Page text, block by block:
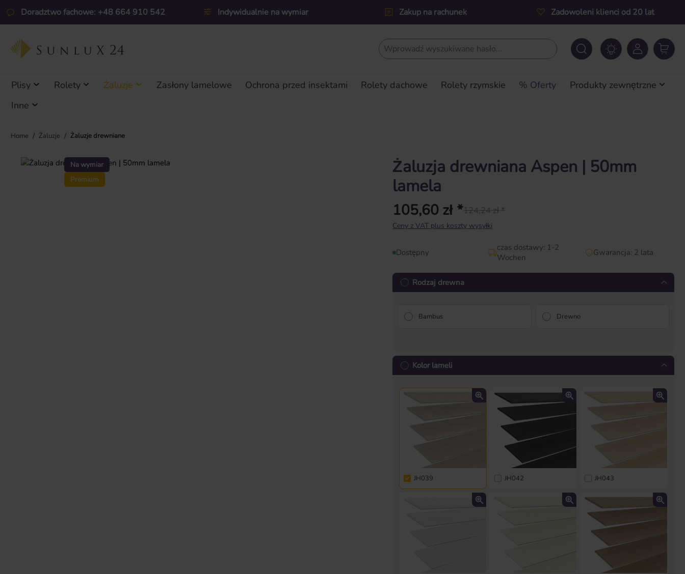
do głównej zawartości
Przejdź do wyszukiwania
Przejdź do głównej nawigacji
Doradztwo fachowe: +48 664 910 542 Indywidualnie na wymiar Zakup na rachunek Zadowoleni klienci od 20 lat
Plisy Rolety Żaluzje Zasłony lamelowe Ochrona przed insektami Rolety dachowe Rolety rzymskie % Oferty
Produkty zewnętrzne
Inne
Home / Żaluzje / Żaluzje drewniane
Na wymiar
Premium
Pomiń galerię zdjęć
Żaluzja drewniana Aspen | 50mm
lamela
Cena regularna:
105,60 zł *124,24 zł *
Ceny z VAT plus koszty wysyłki
Dostępny
czas dostawy: 1-2
Wochen
Gwarancja: 2 lata
Rodzaj drewna
Bambus Drewno
Kolor lameli
JH039 JH042 JH043